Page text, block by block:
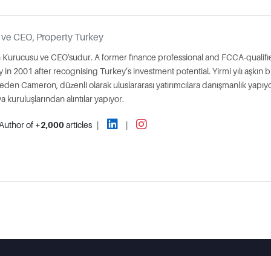
CEO, Property Turkey
ve CEO'sudur. A former finance professional and FCCA-
2001 after recognising Turkey’s investment potential. Yirmi yılı aşkın
Cameron, düzenli olarak uluslararası yatırımcılara danışmanlık
alıntılar yapıyor.
Author of +2,000 articles | |